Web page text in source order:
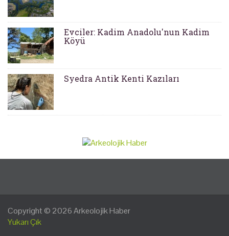
Evciler: Kadim Anadolu'nun Kadim
Köyü
Syedra Antik Kenti Kazıları
Copyright © 2026Arkeolojik Haber
Yukarı Çık